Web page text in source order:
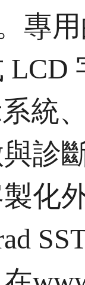
專
LCD
統
診
化